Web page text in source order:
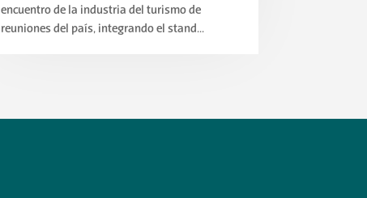
encuentro de la industria del turismo de
reuniones del país, integrando el stand...